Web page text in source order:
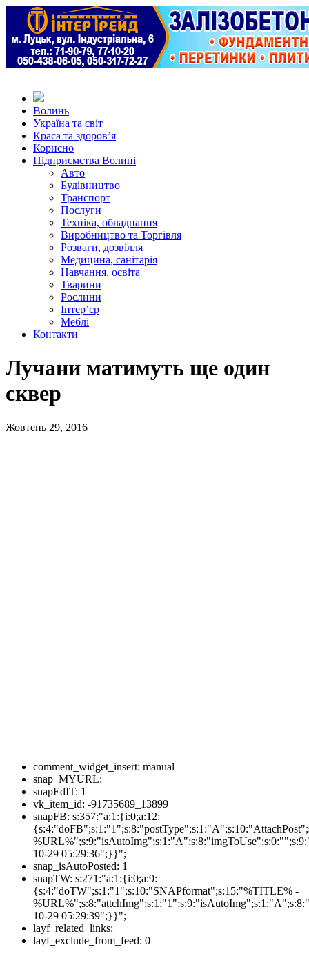
Волинь
Україна та світ
Краса та здоров’я
Корисно
Підприємства Волині
Авто
Будівництво
Транспорт
Послуги
Техніка, обладнання
Виробництво та Торгівля
Розваги, дозвілля
Медицина, санітарія
Навчання, освіта
Тварини
Рослини
Інтер’єр
Меблі
Контакти
Лучани матимуть ще один
сквер
Жовтень 29, 2016
comment_widget_insert: manual
snap_MYURL:
snapEdIT: 1
vk_item_id: -91735689_13899
snapFB: s:357:"a:1:{i:0;a:12:
10-29 05:29:36";}}";
snap_isAutoPosted: 1
snapTW: s:271:"a:1:{i:0;a:9:
{s:4:"doTW";s:1:"1";s:10:"SNAPformat";s:15:"%TITLE% -
10-29 05:29:39";}}";
layf_related_links:
layf_exclude_from_feed: 0